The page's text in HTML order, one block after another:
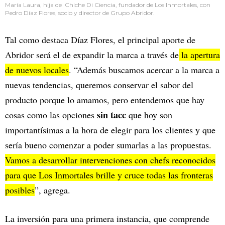
María Laura, hija de Chiche Di Ciencia, fundador de Los Inmortales, con
Pedro Díaz Flores, socio y director de Grupo Abridor.
Tal como destaca Díaz Flores, el principal aporte de
Abridor será el de expandir la marca a través de la apertura
de nuevos locales. “Además buscamos acercar a la marca a
nuevas tendencias, queremos conservar el sabor del
producto porque lo amamos, pero entendemos que hay
cosas como las opciones sin tacc que hoy son
importantísimas a la hora de elegir para los clientes y que
sería bueno comenzar a poder sumarlas a las propuestas.
Vamos a desarrollar intervenciones con chefs reconocidos
para que Los Inmortales brille y cruce todas las fronteras
posibles”, agrega.
La inversión para una primera instancia, que comprende